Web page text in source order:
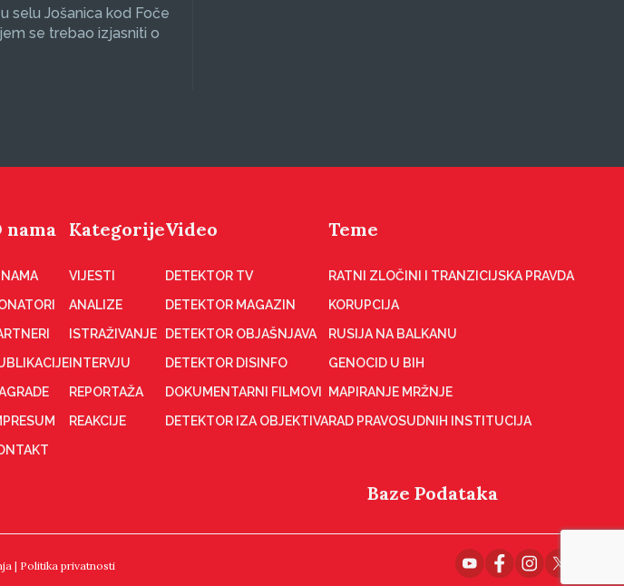
selu Jošanica kod Foče
se trebao izjasniti o
nama Kategorije
VIJESTI
ANALIZE
ISTRAŽIVANJE
INTERVJU
REPORTAŽA
REAKCIJE
Video
DETEKTOR TV
DETEKTOR MAGAZIN
DETEKTOR OBJAŠNJAVA
DETEKTOR DISINFO
DOKUMENTARNI FILMOVI
DETEKTOR IZA OBJEKTIVA
Teme
RATNI ZLOČINI I TRANZICIJSKA PRAVDA
KORUPCIJA
RUSIJA NA BALKANU
GENOCID U BIH
MAPIRANJE MRŽNJE
RAD PRAVOSUDNIH INSTITUCIJA
Baze Podataka
| Politika privatnosti